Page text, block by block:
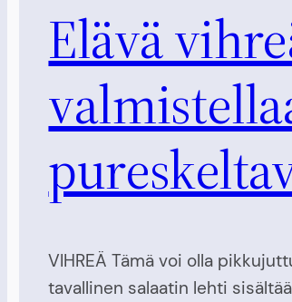
Elävä
VIHREÄ Tämä voi olla
tavallinen salaatin lehti